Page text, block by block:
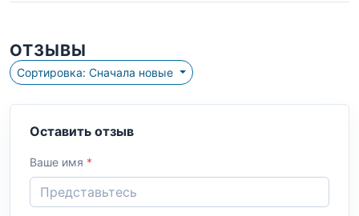
ОТЗЫВЫ
Сортировка: Сначала новые
Оставить отзыв
Ваше имя *